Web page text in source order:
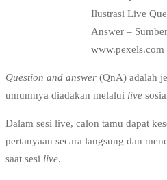
Ilustrasi Live
Answer –
www.pexels.com
Question and answer (QnA) adalah
umumnya diadakan melalui live
Dalam sesi live, calon tamu dapat
pertanyaan secara langsung dan
saat sesi live.